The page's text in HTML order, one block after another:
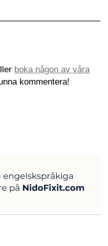
boka någon av våra
kommentera!